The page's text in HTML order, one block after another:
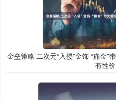
金垒策略 二次元“入侵”金饰 “痛金”
有性